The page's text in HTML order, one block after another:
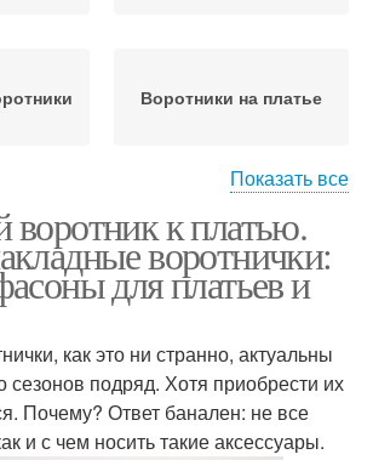
Воротники на платье
батистового кружева
Показать все
к платью.
воротнички:
для платьев и
как это ни странно, актуальны
сезонов подряд. Хотя приобрести их
Почему? Ответ банален: не все
и с чем носить такие аксессуары.